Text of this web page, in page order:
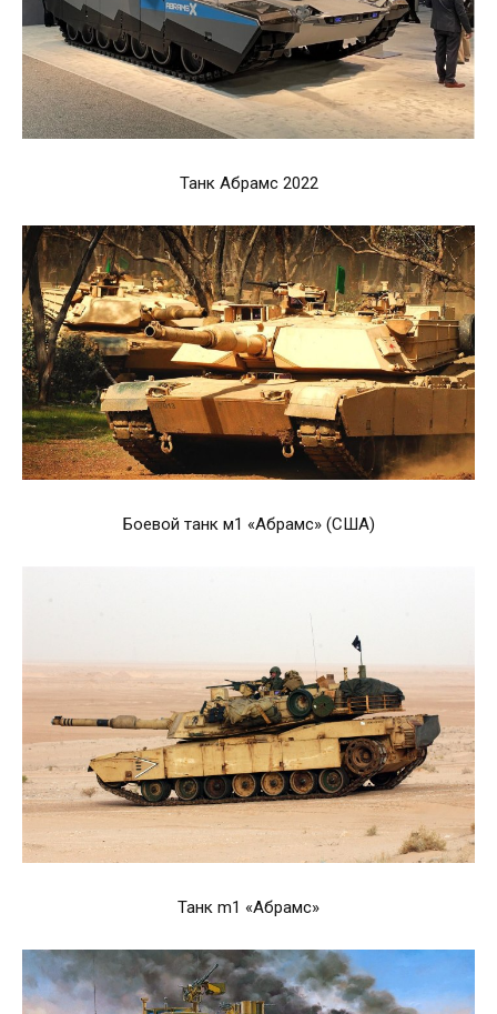
Танк Абрамс 2022
Боевой танк м1 «Абрамс» (США)
Танк m1 «Абрамс»